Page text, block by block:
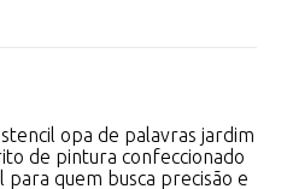
opa de palavras jardim
de pintura confeccionado
quem busca precisão e